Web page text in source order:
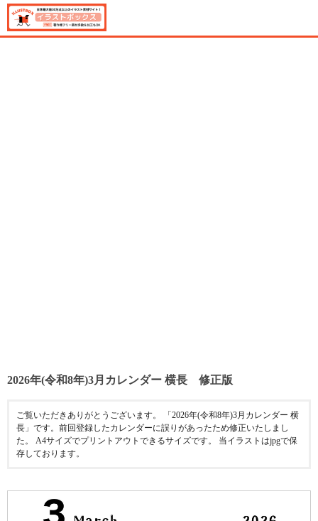
2026年(令和8年)3月カレンダー 横長 修正版
ご覧いただきありがとうございます。 「2026年(令和8年)3月カレンダー 横
長」です。前回登録したカレンダーに誤りがあったため修正いたしまし
た。 A4サイズでプリントアウトできるサイズです。 当イラストはjpgで保
存しております。